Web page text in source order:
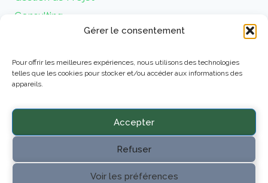
Gérer le consentement
Pour offrir les meilleures expériences, nous utilisons des technologies
telles que les cookies pour stocker et/ou accéder aux informations des
appareils.
Accepter
Refuser
Voir les préférences
Consulting
© 2026 Trade Transition Lab - Créé parStentorio